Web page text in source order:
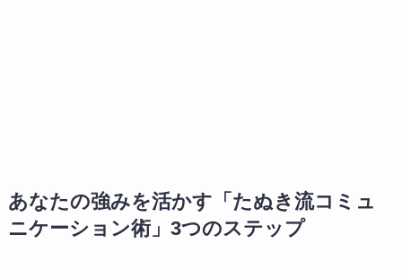
あなたの強みを活かす「たぬき流コミュ
ニケーション術」3つのステップ